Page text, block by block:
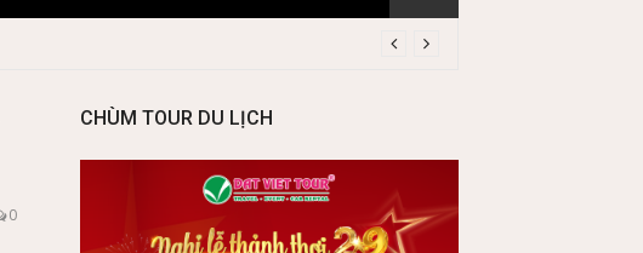
0
CHÙM TOUR DU LỊCH